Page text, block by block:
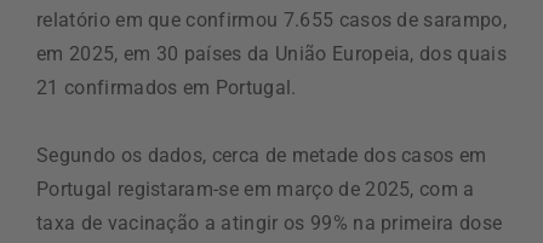
relatório em que confirmou 7.655 casos de sarampo,
em 2025, em 30 países da União Europeia, dos quais
21 confirmados em Portugal.
Segundo os dados, cerca de metade dos casos em
Portugal registaram-se em março de 2025, com a
taxa de vacinação a atingir os 99% na primeira dose